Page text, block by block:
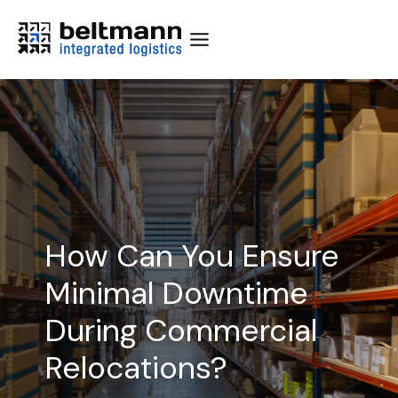
content
How Can You Ensure
Minimal Downtime
During Commercial
Relocations?